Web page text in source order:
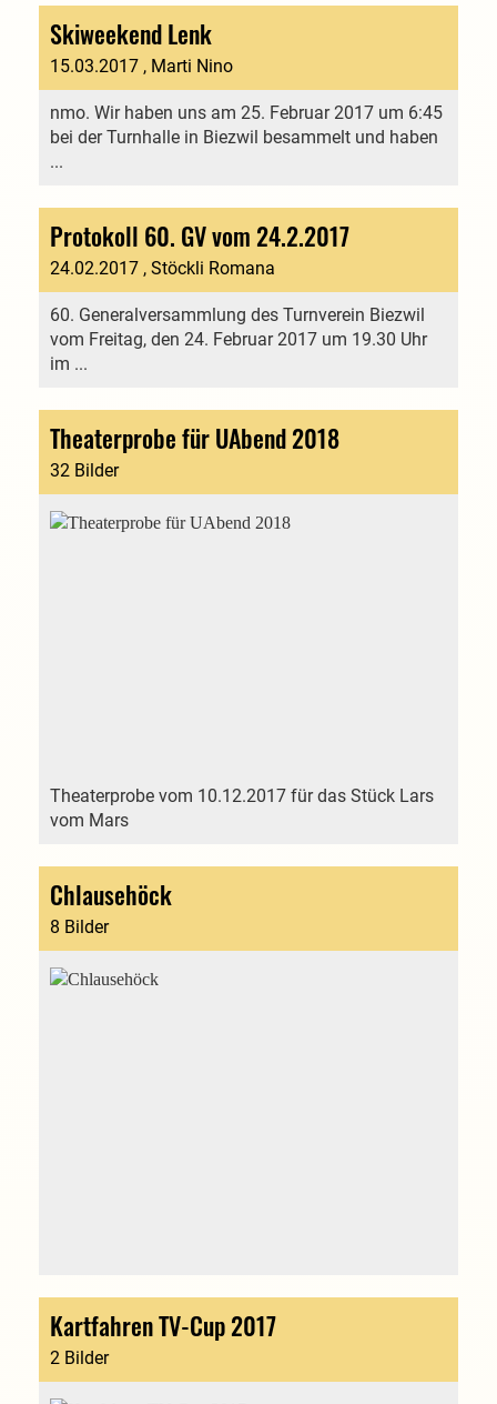
Skiweekend Lenk
15.03.2017 , Marti Nino
nmo. Wir haben uns am 25. Februar 2017 um 6:45
bei der Turnhalle in Biezwil besammelt und haben
...
Protokoll 60. GV vom 24.2.2017
24.02.2017 , Stöckli Romana
60. Generalversammlung des Turnverein Biezwil
vom Freitag, den 24. Februar 2017 um 19.30 Uhr
im ...
Theaterprobe für UAbend 2018
32 Bilder
Theaterprobe vom 10.12.2017 für das Stück Lars
vom Mars
Chlausehöck
8 Bilder
Kartfahren TV-Cup 2017
2 Bilder